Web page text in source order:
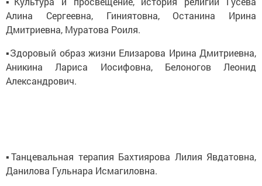
Алина Сергеевна, Гиниятовна, Останина Ирина
Дмитриевна, Муратова Роиля.
▪️Здоровый образ жизни Елизарова Ирина Дмитриевна,
Аникина Лариса Иосифовна, Белоногов Леонид
Александрович.
▪️Танцевальная терапия Бахтиярова Лилия Явдатовна,
Данилова Гульнара Исмагиловна.